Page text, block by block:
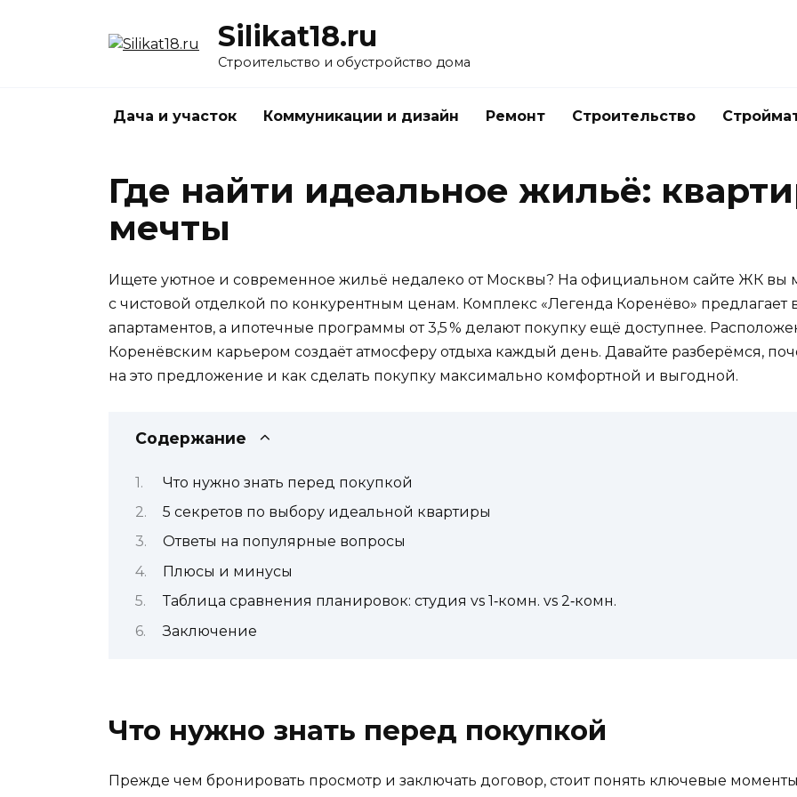
Silikat18.ru
Строительство и обустройство дома
Дача и участок Коммуникации и дизайн Ремонт Строительство
Где найти идеальное жильё:
мечты
Ищете уютное и современное жильё недалеко от Москвы? На официальном сайте ЖК вы
с чистовой отделкой по конкурентным ценам. Комплекс «Легенда Коренёво» предлагает
апартаментов, а ипотечные программы от 3,5 % делают покупку ещё доступнее.
Коренёвским карьером создаёт атмосферу отдыха каждый день. Давайте разберёмся,
на это предложение и как сделать покупку максимально комфортной и выгодной.
Содержание
Что нужно знать перед покупкой
5 секретов по выбору идеальной квартиры
Ответы на популярные вопросы
Плюсы и минусы
Таблица сравнения планировок: студия vs 1‑комн. vs 2‑комн.
Заключение
Что нужно знать перед покупкой
Прежде чем бронировать просмотр и заключать договор, стоит понять ключевые